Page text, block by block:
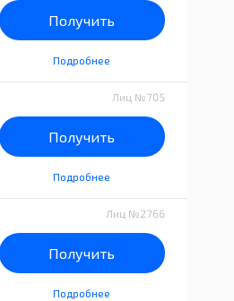
Получить
Подробнее
Лиц №705
Получить
Подробнее
Лиц №2766
Получить
Подробнее